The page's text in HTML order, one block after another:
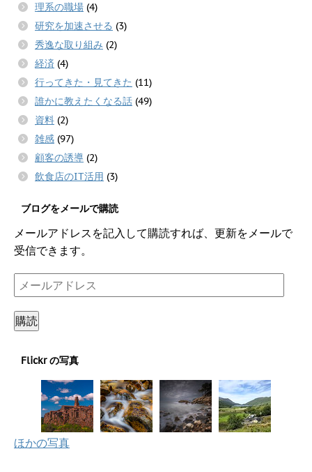
理系の職場 (4)
研究を加速させる (3)
秀逸な取り組み (2)
経済 (4)
行ってきた・見てきた (11)
誰かに教えたくなる話 (49)
資料 (2)
雑感 (97)
顧客の誘導 (2)
飲食店のIT活用 (3)
ブログをメールで購読
メールアドレスを記入して購読すれば、更新をメールで
受信できます。
メ
ー
ル
ア
レ
購読
Flickr の写真
ほかの写真